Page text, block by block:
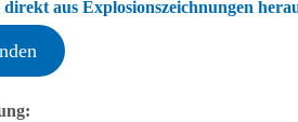
aus Explosionszeichnungen